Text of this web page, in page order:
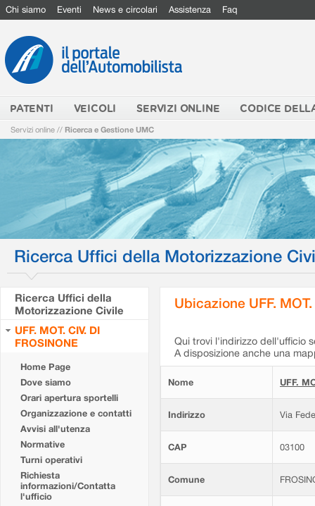
Chi siamo Eventi News e circolari Assistenza Faq
PATENTI VEICOLI SERVIZI ONLINE CODICE
Servizi online // Ricerca e Gestione UMC
Ricerca Uffici della Motorizzazione
Ricerca Uffici della
Motorizzazione Civile
UFF. MOT. CIV. DI
FROSINONE
Home Page
Dove siamo
Orari apertura sportelli
Organizzazione e contatti
Avvisi all'utenza
Normative
Turni operativi
Richiesta
informazioni/Contatta
l'ufficio
Ubicazione UFF.
Qui trovi l'indirizzo dell'ufficio
A disposizione anche una
Nome UFF.
Indirizzo Via
CAP 03100
Comune